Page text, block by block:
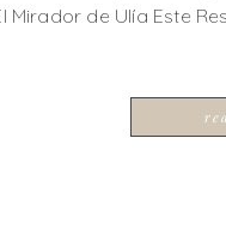
Mirador de Ulía Este